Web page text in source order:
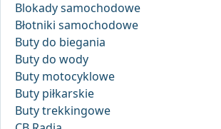
Blokady samochodowe
Błotniki samochodowe
Buty do biegania
Buty do wody
Buty motocyklowe
Buty piłkarskie
Buty trekkingowe